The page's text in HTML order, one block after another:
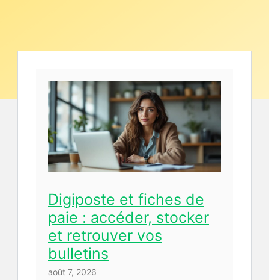
Digiposte et fiches de
paie : accéder, stocker
et retrouver vos
bulletins
août 7, 2026